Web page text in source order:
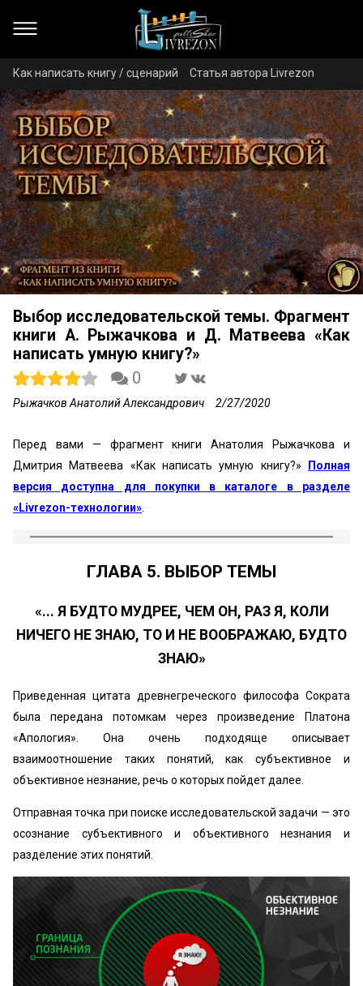
Как написать книгу / сценарий Статья автора Livrezon
Выбор исследовательской темы. Фрагмент
книги А. Рыжачкова и Д. Матвеева «Как
написать умную книгу?»
0
Рыжачков Анатолий Александрович 2/27/2020
Перед вами — фрагмент книги Анатолия Рыжачкова и
Дмитрия Матвеева «Как написать умную книгу?»
Полная
версия доступна для покупки в каталоге в разделе
«Livrezon-технологии»
ГЛАВА 5. ВЫБОР ТЕМЫ
«... Я БУДТО МУДРЕЕ, ЧЕМ ОН, РАЗ Я, КОЛИ
НИЧЕГО НЕ ЗНАЮ, ТО И НЕ ВООБРАЖАЮ, БУДТО
ЗНАЮ»
Приведенная цитата древнегреческого философа Сократа
была передана потомкам через произведение Платона
«Апология». Она очень подходяще описывает
взаимоотношение таких понятий, как субъективное и
объективное незнание, речь о которых пойдет далее.
Отправная точка при поиске исследовательской задачи — это
осознание субъективного и объективного незнания и
разделение этих понятий.